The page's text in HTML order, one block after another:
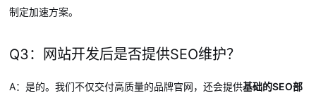
制定加速方案。
Q3：网站开发后是否提供SEO维护？
A：是的。我们不仅交付高质量的品牌官网，还会提供基础的SEO部